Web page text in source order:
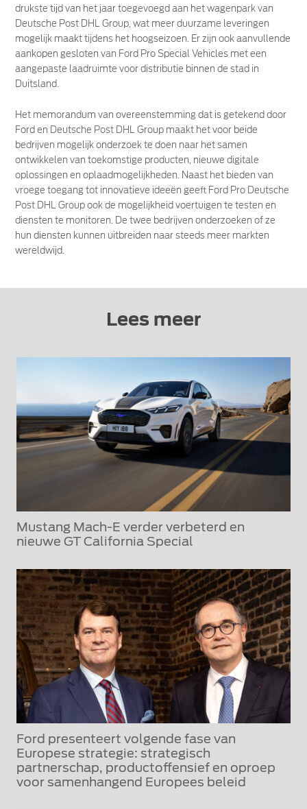
drukste tijd van het jaar toegevoegd aan het wagenpark van
Deutsche Post DHL Group, wat meer duurzame leveringen
mogelijk maakt tijdens het hoogseizoen. Er zijn ook aanvullende
aankopen gesloten van Ford Pro Special Vehicles met een
aangepaste laadruimte voor distributie binnen de stad in
Duitsland.
Het memorandum van overeenstemming dat is getekend door
Ford en Deutsche Post DHL Group maakt het voor beide
bedrijven mogelijk onderzoek te doen naar het samen
ontwikkelen van toekomstige producten, nieuwe digitale
oplossingen en oplaadmogelijkheden. Naast het bieden van
vroege toegang tot innovatieve ideeën geeft Ford Pro Deutsche
Post DHL Group ook de mogelijkheid voertuigen te testen en
diensten te monitoren. De twee bedrijven onderzoeken of ze
hun diensten kunnen uitbreiden naar steeds meer markten
wereldwijd.
Lees meer
Mustang Mach-E verder verbeterd en
nieuwe GT California Special
Ford presenteert volgende fase van
Europese strategie: strategisch
partnerschap, productoffensief en oproep
voor samenhangend Europees beleid